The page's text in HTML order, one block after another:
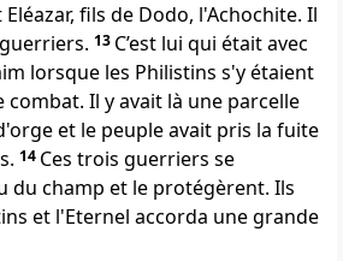
fils de Dodo, l'Achochite. Il
13 C’est lui qui était avec
lorsque les Philistins s'y étaient
combat. Il y avait là une parcelle
et le peuple avait pris la fuite
14 Ces trois guerriers se
du champ et le protégèrent. Ils
et l'Eternel accorda une grande